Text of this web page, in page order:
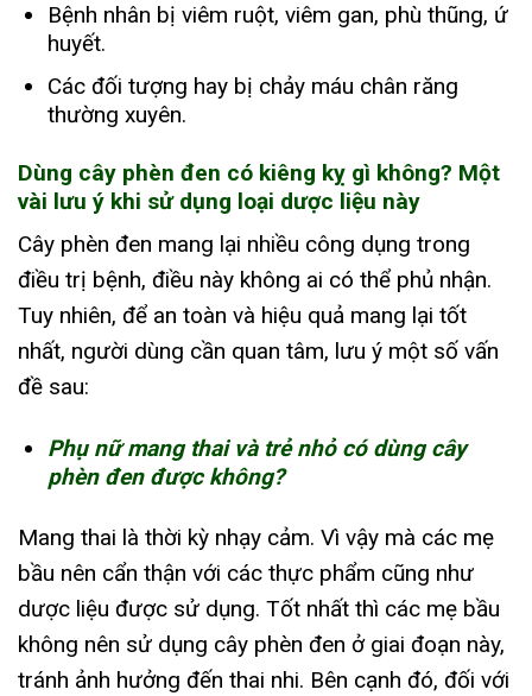
Bệnh nhân bị viêm ruột, viêm gan, phù thũng, ứ
huyết.
Các đối tượng hay bị chảy máu chân răng
thường xuyên.
Dùng cây phèn đen có kiêng kỵ gì không? Một
vài lưu ý khi sử dụng loại dược liệu này
Cây phèn đen mang lại nhiều công dụng trong
điều trị bệnh, điều này không ai có thể phủ nhận.
Tuy nhiên, để an toàn và hiệu quả mang lại tốt
nhất, người dùng cần quan tâm, lưu ý một số vấn
đề sau:
Phụ nữ mang thai và trẻ nhỏ có dùng cây
phèn đen được không?
Mang thai là thời kỳ nhạy cảm. Vì vậy mà các mẹ
bầu nên cẩn thận với các thực phẩm cũng như
dược liệu được sử dụng. Tốt nhất thì các mẹ bầu
không nên sử dụng cây phèn đen ở giai đoạn này,
tránh ảnh hưởng đến thai nhi. Bên cạnh đó, đối với